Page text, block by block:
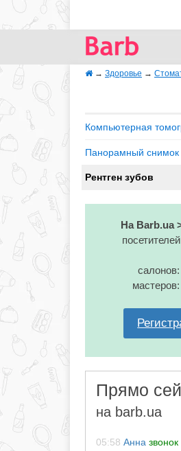
→ Здоровье →
Компьютерная
Панорамный снимок
Рентген зубов
На Barb.ua
мастеров:
Прямо
на barb.ua
05:58 Анна звонок